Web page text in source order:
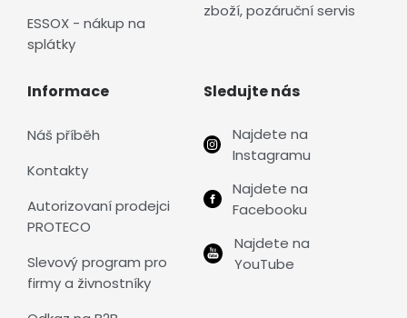
ESSOX - nákup na
splátky
zboží, pozáruční servis
Informace
Náš příběh
Kontakty
Autorizovaní prodejci
PROTECO
Slevový program pro
firmy a živnostníky
Sledujte nás
Najdete na
Instagramu
Najdete na
Facebooku
Najdete na
YouTube